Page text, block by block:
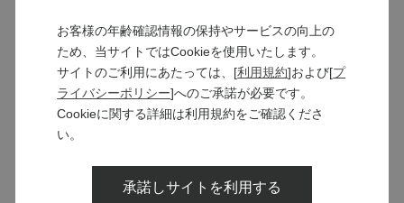
酵母の泡5種 飲み比べセット
お客様の年齢確認情報の保持やサービスの向上の
ため、当サイトではCookieを使用いたします。
サイトのご利用にあたっては、[利用規約]および[プ
ライバシーポリシー]へのご承諾が必要です。
Cookieに関する詳細は利用規約をご確認くださ
い。
承諾しサイトを利用する